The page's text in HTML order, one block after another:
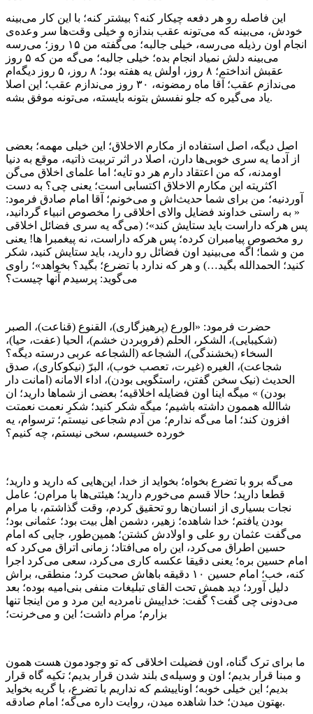
این فاصله رو هر دفعه چیکار کنه؟ بیشتر کنه؛ با این کار می‌بینه
خودش، می‌بینه که می‌تونه عقب بندازه و خیلی وقت‌ها سر وعده‌ی
انجام اون رذیله می‌رسه، خیلی جالبه؛ می‌گفته من ۱۵ روز؛ می‌رسه
می‌بینه دلش نمیاد انجام بده؛ خیلی جالبه؛ می‌گه من که ۵ روز
عقبش انداختم؛ ۸ روز، اولش یه هفته بود؛ ۸ روز، ۵ روز دیگه‌ام
می‌ندازم عقب؛ آقا ماه رمضونه، ۳۰ روز می‌ندازم عقب؛ این اصلا
یاد می‌گیره که جلو نفسش بتونه بایسته، می‌تونه موفق بشه.
اصل دیگه، اصل استفاده از مکارم الاخلاق؛ این خیلی مهمه؛ بعضی
از آدما یه سری خوبی‌ها دارن، اصلا در اثر تربیت ذاتیه، موقع به دنیا
اومدنه، که من اعتقاد دارم هر دو تایه؛ اما علمای اخلاق می‌گن
اکثریته این مکارم الاخلاق اکتسابی است؛ یعنی چی؟ به دست
آوردنیه؛ من برای شما حدیث‌اش و می‌خونم؛ آقا امام صادق فرمود:
« به راستی خداوند فضایل والای اخلاقی را مخصوص انبیاء گردانید،
پس هرکه داراست باید ستایش کند»؛ (می‌گه یه سری فضائل اخلاقی
رو مخصوص پیامبران کرده؛ پس هرکه داراست، نه پیغمبرا ها! یعنی
من و شما؛ اگه می‌بینید اون فضائل رو دارید، باید ستایش کنید، شکر
کنید؛ الحمدالله بگید…) و هر که ندارد با تضرع؛ بگید؟ بخواهد»؛ راوی
می‌گوید: پرسیدم آنها چیست؟
حضرت فرمود: «الورع (پرهیزگاری)، القنوع (قناعت)، الصبر
(شکیبایی)، الشکر، الحلم (فروبردن خشم)، الحیا (عفت، حیا)،
السخاء (بخشندگی)، الشجاعه (الشجاعه عربی درسته دیگه؟
شجاعت)، الغیره (غیرت، تعصب خوب)، البرّ (نیکوکاری)، صدق
الحدیث (نیک سخن گفتن، راستگویی بودن)، اداء الامانه (امانت دار
بودن) » میگه اینا اون فضایله اخلاقیه؛ بعضی از شماها دارید؛ ان
شاالله هممون داشته باشیم؛ میگه شکر کنید؛ شکرِ نعمت نعمتت
افزون کند؛ اما می‌گه ندارم؛ من آدم شجاعی نیستم؛ ترسوام، یه
خورده خسیسم، سخی نیستم، چه کنیم؟
می‌گه برو با تضرع بخواه؛ بخواید از خدا، این‌هایی که دارید و دارید؛
قطعا دارید؛ حالا قسم می‌خورم دارید؛ هیئتی‌ها با مرام‌ن؛ عامل
نجات بسیاری از انسان‌ها رو تحقیق کردم، وقت گذاشتم، با مرام
بودن یافتم؛ خدا شاهده؛ زهیر، دشمن اهل بیت بود؛ عثمانی بود؛
می‌گفت عثمان رو علی و اولادش کشتن؛ همین‌طور، جایی که امام
حسین اطراق می‌کرد، این راه می‌افتاد؛ زمانی اتراق می‌کرد که
امام حسین بره؛ یعنی دقیقا عکسه کاری می‌کرد، سعی می‌کرد اجرا
کنه، خب؛ امام حسین ۱۰ دقیقه باهاش صحبت کرد؛ منطقی، براش
دلیل آورد؛ دید همش تحت القای تبلیغات منفی بنی‌امیه بوده؛ بعد
می‌دونی چی گفت؟ گفت: خداییش نامردیه این مرد و من اینجا تنها
بزارم؛ مرام داشت؛ این و می‌خرنت؛
ما برای ترک گناه، اون فضیلت اخلاقی که تو وجودمون هست همون
و مبنا قرار بدیم؛ اون و وسیله‌ی بلند شدن قرار بدیم؛ تکیه ‌گاه قرار
بدیم؛ این خیلی خوبه؛ اوناییشم که نداریم با تضرع، با گریه بخواید
بهتون میدن؛ خدا شاهده میدن، روایت داره می‌گه؛ امام صادقه.